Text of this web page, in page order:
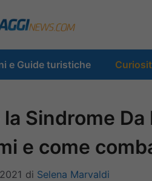
e Guide turistiche
la Sindrome
e come
di Selena Marvaldi